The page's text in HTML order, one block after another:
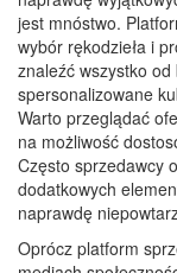
jest mnóstwo.
wybór rękodzieła i
znaleźć wszystko
spersonalizowane
Warto przeglądać
na możliwość
Często sprzedawcy
dodatkowych
naprawdę
Oprócz platform